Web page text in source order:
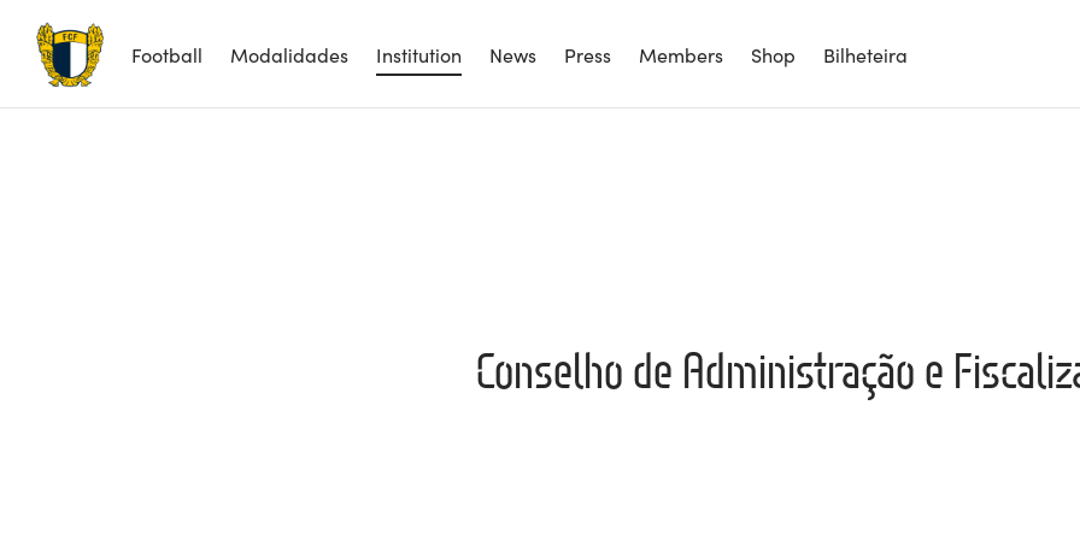
Football Modalidades Institution News Press Members Shop Bilheteira
Conselho de Administração e